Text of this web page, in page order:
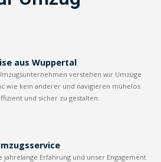
aus Wuppertal
verstehen wir Umzüge
wie kein anderer und navigieren mühelos
und sicher zu gestalten.
jahrelange Erfahrung und unser Engagement